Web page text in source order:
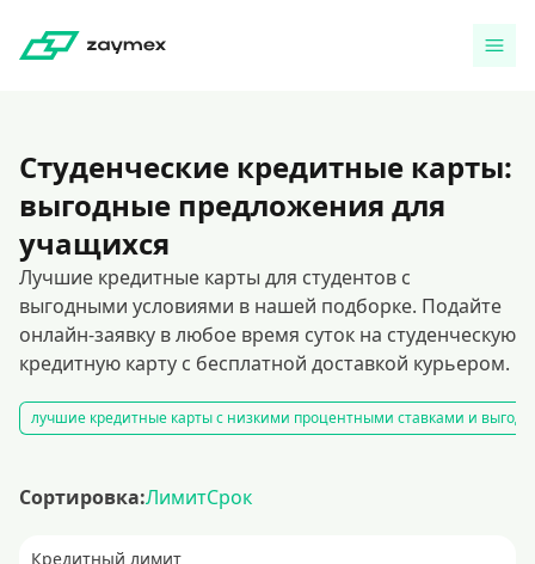
Студенческие кредитные карты:
выгодные предложения для
учащихся
Лучшие кредитные карты для студентов с
выгодными условиями в нашей подборке. Подайте
онлайн-заявку в любое время суток на студенческую
кредитную карту с бесплатной доставкой курьером.
лучшие кредитные карты с низкими процентными ставками и
Сортировка:ЛимитСрок
Кредитный лимит